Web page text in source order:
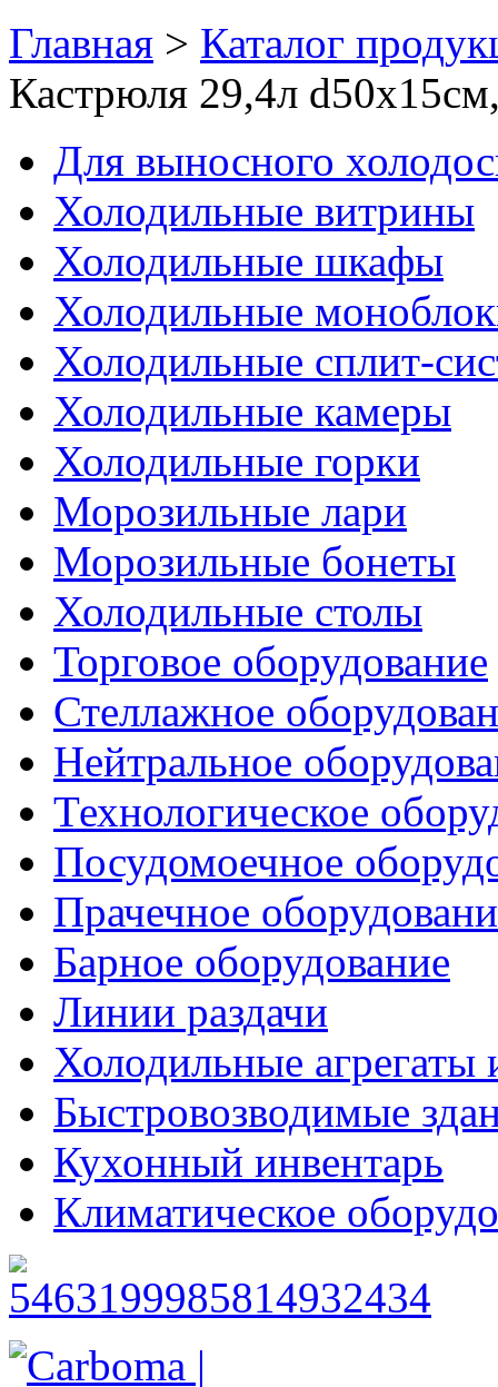
Главная > Каталог
Кастрюля 29,4л
Для выносного
Холодильные витрины
Холодильные шкафы
Холодильные
Холодильные сплит-
Холодильные камеры
Холодильные горки
Морозильные лари
Морозильные бонеты
Холодильные столы
Торговое оборудование
Стеллажное
Нейтральное
Технологическое
Посудомоечное
Прачечное
Барное оборудование
Линии раздачи
Холодильные агрегаты
Быстровозводимые
Кухонный инвентарь
Климатическое